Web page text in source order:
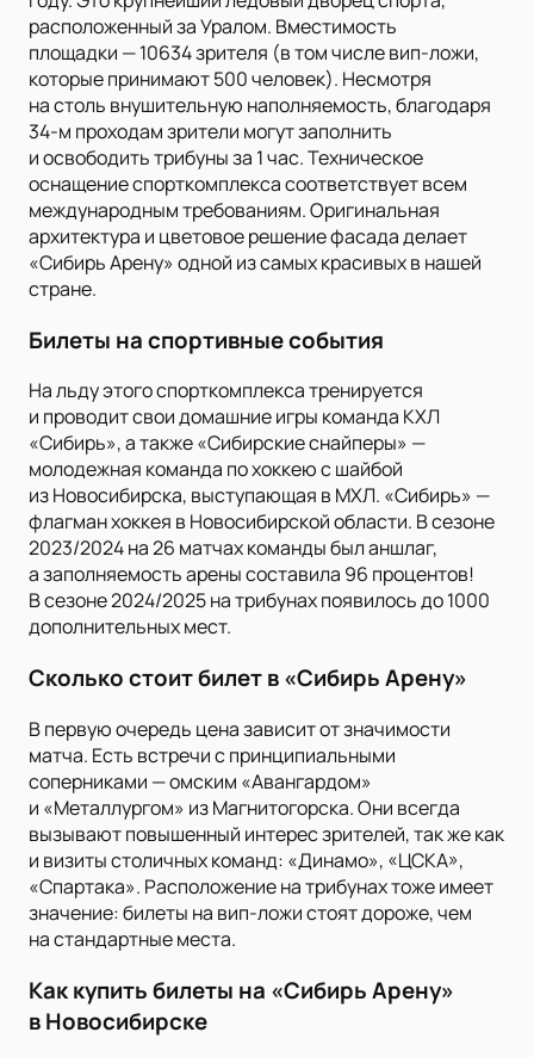
расположенный за Уралом. Вместимость
площадки — 10634 зрителя (в том числе вип-ложи,
которые принимают 500 человек). Несмотря
на столь внушительную наполняемость, благодаря
34-м проходам зрители могут заполнить
и освободить трибуны за 1 час. Техническое
оснащение спорткомплекса соответствует всем
международным требованиям. Оригинальная
архитектура и цветовое решение фасада делает
«Сибирь Арену» одной из самых красивых в нашей
стране.
Билеты на спортивные события
На льду этого спорткомплекса тренируется
и проводит свои домашние игры команда КХЛ
«Сибирь», а также «Сибирские снайперы» —
молодежная команда по хоккею с шайбой
из Новосибирска, выступающая в МХЛ. «Сибирь» —
флагман хоккея в Новосибирской области. В сезоне
2023/2024 на 26 матчах команды был аншлаг,
а заполняемость арены составила 96 процентов!
В сезоне 2024/2025 на трибунах появилось до 1000
дополнительных мест.
Сколько стоит билет в «Сибирь Арену»
В первую очередь цена зависит от значимости
матча. Есть встречи с принципиальными
соперниками — омским «Авангардом»
и «Металлургом» из Магнитогорска. Они всегда
вызывают повышенный интерес зрителей, так же как
и визиты столичных команд: «Динамо», «ЦСКА»,
«Спартака». Расположение на трибунах тоже имеет
значение: билеты на вип-ложи стоят дороже, чем
на стандартные места.
Как купить билеты на «Сибирь Арену»
в Новосибирске